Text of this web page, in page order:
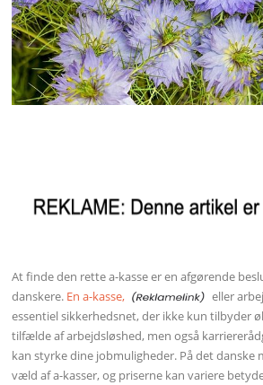
At finde den rette a-kasse er en afgørende
danskere. En a-kasse,
eller
essentiel sikkerhedsnet, der ikke kun tilbyder
tilfælde af arbejdsløshed, men også
kan styrke dine jobmuligheder. På det danske
væld af a-kasser, og priserne kan variere